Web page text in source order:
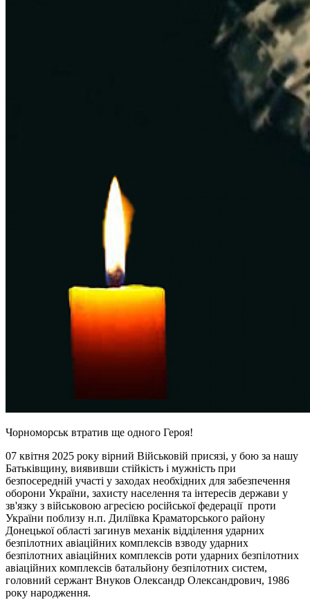
Чорноморськ втратив ще одного Героя!
07 квітня 2025 року вірний Військовій присязі, у бою за нашу
Батьківщину, виявивши стійкість і мужність при
безпосередній участі у заходах необхідних для забезпечення
оборони України, захисту населення та інтересів держави у
зв'язку з військовою агресією російської федерації проти
України поблизу н.п. Диліївка Краматорського району
Донецької області загинув механік відділення ударних
безпілотних авіаційних комплексів взводу ударних
безпілотних авіаційних комплексів роти ударних безпілотних
авіаційних комплексів батальйону безпілотних систем,
головний сержант Внуков Олександр Олександрович, 1986
року народження.